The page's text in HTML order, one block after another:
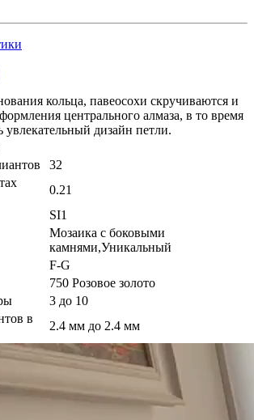
кольца, павеосохи скручиваются и
центрального алмаза, в то время
увлекательный дизайн петли.
32
0.21
SI1
Мозаика с боковыми
камнями,Уникальный
F-G
750 Розовое золото
3 до 10
в
2.4 мм до 2.4 мм